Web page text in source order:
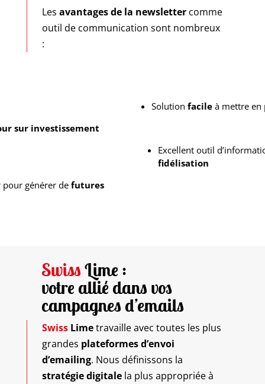
Les avantages de la newslettercomme
outil de communication sont nombreux
:
Solution facileà mettre en
sur investissement
Excellent outil
fidélisation
générer defutures
SwissLime :
votre allié dans vos
campagnes d’emails
SwissLimetravaille avec toutes les plus
grandes plateformes d’envoi
d’emailing. Nous définissons la
stratégie digitalela plus appropriée à